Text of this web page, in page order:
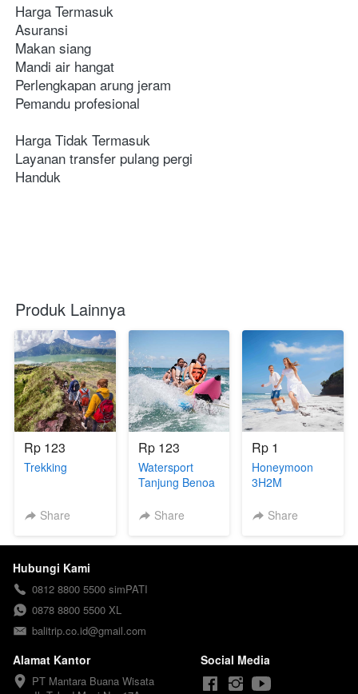
Harga Termasuk
Asuransi
Makan siang
Mandi air hangat
Perlengkapan arung jeram
Pemandu profesional
Harga Tidak Termasuk
Layanan transfer pulang pergi
Handuk
Produk Lainnya
Rp 123
Trekking
Share
Rp 123
Watersport
Tanjung Benoa
Share
Rp 1
Honeymoon
3H2M
Share
Hubungi Kami
0812 8800 5500 simPATI
0878 8800 5500 XL
balitrip.co.id@gmail.com
Alamat Kantor
PT Mantara Buana Wisata
Social Media